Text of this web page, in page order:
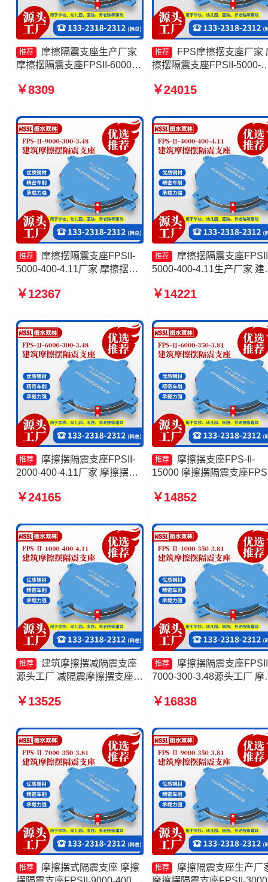
推荐
摩擦隔震支座生产厂家
摩擦摆隔震支座FPSII-6000-
支座(FPS)源头工厂 摩擦摆隔
￥8309
推荐
FPS摩擦摆支座厂家
擦摆隔震支座FPSII-5000-
摆支座生产厂家 摩擦摆隔
厂家
￥24015
推荐
摩擦摆隔震支座FPSII-
5000-400-4.11厂家 摩擦摆隔
源头工厂 建筑摩擦摆隔振支座
￥12367
推荐
摩擦摆隔震支座
5000-400-4.11生产厂家 建
擦摆隔震支座FPSII-1000-
支座
￥14221
推荐
摩擦摆隔震支座FPSII-
2000-400-4.11厂家 摩擦摆隔
厂家 建筑摩擦摆隔震支座
震支座厂家
￥24165
推荐
摩擦摆支座FPS-II-
15000 摩擦摆隔震支座
座FPSII-2000-400-4.11生
1000-400-4.11
￥14852
推荐
建筑摩擦摆减隔震支座
源头工厂 减隔震摩擦摆支座源
3000-300-3.48源头工厂 建筑
家
￥13525
推荐
摩擦摆隔震支座
7000-300-3.48源头工厂 摩
支座FPSII-7000-350-3.81
6000-350-3.81
￥16838
推荐
摩擦摆式隔震支座 摩擦
推荐
摩擦隔震支座生产厂